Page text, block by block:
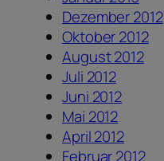
Dezember 2012
Oktober 2012
August 2012
Juli 2012
Juni 2012
Mai 2012
April 2012
Februar 2012